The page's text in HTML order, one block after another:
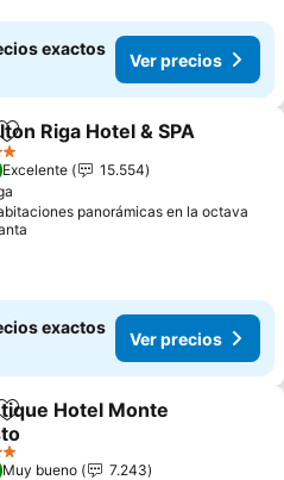
exactos
Ver precios
Agregar a favoritos
Riga Hotel & SPA
Excelente
15.554
panorámicas en la octava
exactos
Ver precios
Agregar a favoritos
Hotel Monte
Muy bueno
7.243